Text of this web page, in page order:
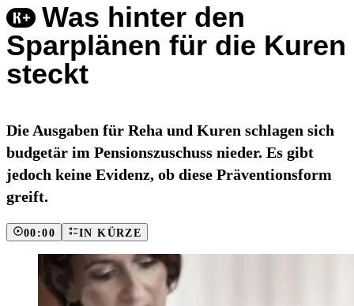
Was hinter den
Sparplänen für die Kuren
steckt
Die Ausgaben für Reha und Kuren schlagen sich
budgetär im Pensionszuschuss nieder. Es gibt
jedoch keine Evidenz, ob diese Präventionsform
greift.
00:00 IN KÜRZE